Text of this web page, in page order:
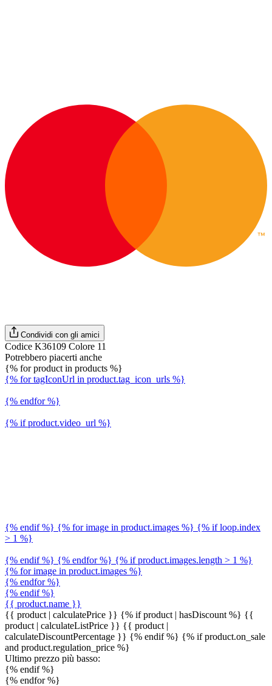
Condividi con gli amici
Codice K36109 Colore 11
Potrebbero piacerti anche
{% for product in products %}
{% for tagIconUrl in product.tag_icon_urls %}
{% endfor %}
{% if product.video_url %}
{% endif %} {% for image in product.images %} {% if loop.index
> 1 %}
{% endif %} {% endfor %} {% if product.images.length > 1 %}
{% for image in product.images %}
{% endfor %}
{% endif %}
{{ product.name }}
{{ product | calculatePrice }} {% if product | hasDiscount %} {{
product | calculateListPrice }} {{ product |
calculateDiscountPercentage }} {% endif %} {% if product.on_sale
and product.regulation_price %}
Ultimo prezzo più basso:
{% endif %}
{% endfor %}